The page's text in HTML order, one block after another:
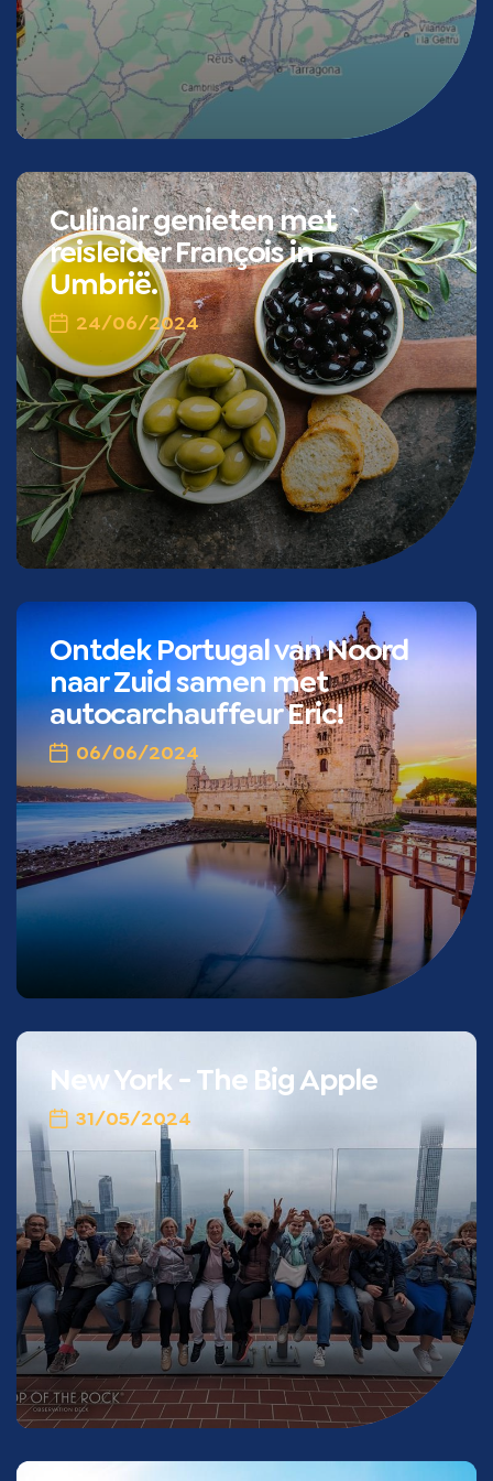
Culinair genieten met
reisleider François in
Umbrië.
24/06/2024
Ontdek Portugal van Noord
naar Zuid samen met
autocarchauffeur Eric!
06/06/2024
New York - The Big Apple
31/05/2024